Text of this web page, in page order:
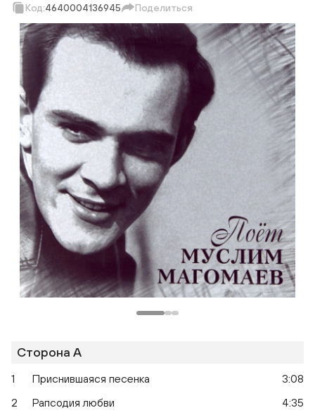
Код:4640004136945 Поделиться
Скопировать ссылку
Вотсап
Телеграм
Одноклассники
Сторона A
1 Приснившаяся песенка
3:08
2
Рапсодия любви
4:35